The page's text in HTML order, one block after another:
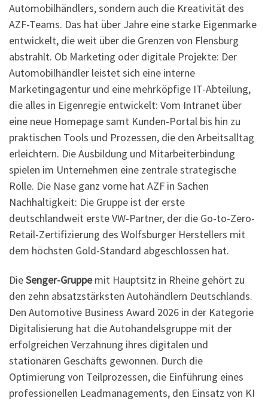
Automobilhändlers, sondern auch die Kreativität des
AZF-Teams. Das hat über Jahre eine starke Eigenmarke
entwickelt, die weit über die Grenzen von Flensburg
abstrahlt. Ob Marketing oder digitale Projekte: Der
Automobilhändler leistet sich eine interne
Marketingagentur und eine mehrköpfige IT-Abteilung,
die alles in Eigenregie entwickelt: Vom Intranet über
eine neue Homepage samt Kunden-Portal bis hin zu
praktischen Tools und Prozessen, die den Arbeitsalltag
erleichtern. Die Ausbildung und Mitarbeiterbindung
spielen im Unternehmen eine zentrale strategische
Rolle. Die Nase ganz vorne hat AZF in Sachen
Nachhaltigkeit: Die Gruppe ist der erste
deutschlandweit erste VW-Partner, der die Go-to-Zero-
Retail-Zertifizierung des Wolfsburger Herstellers mit
dem höchsten Gold-Standard abgeschlossen hat.
DieSenger-Gruppemit Hauptsitz in Rheine gehört zu
den zehn absatzstärksten Autohändlern Deutschlands.
Den Automotive Business Award 2026 in der Kategorie
Digitalisierung hat die Autohandelsgruppe mit der
erfolgreichen Verzahnung ihres digitalen und
stationären Geschäfts gewonnen. Durch die
Optimierung von Teilprozessen, die Einführung eines
professionellen Leadmanagements, den Einsatz von KI